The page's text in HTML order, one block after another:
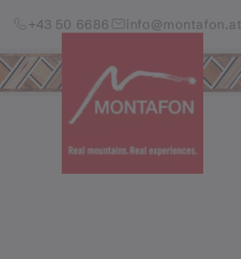
+43 50 6686
info@montafon.at